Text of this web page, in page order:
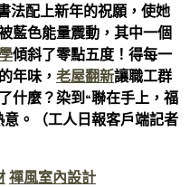
法配上新年的祝願，使她
藍色能量震動，其中一個
傾斜了零點五度！得每一
年味， 老屋翻新讓職工群
什麼？染到“聯在手上，福
意。（工人日報客戶端記者
禪風室內設計